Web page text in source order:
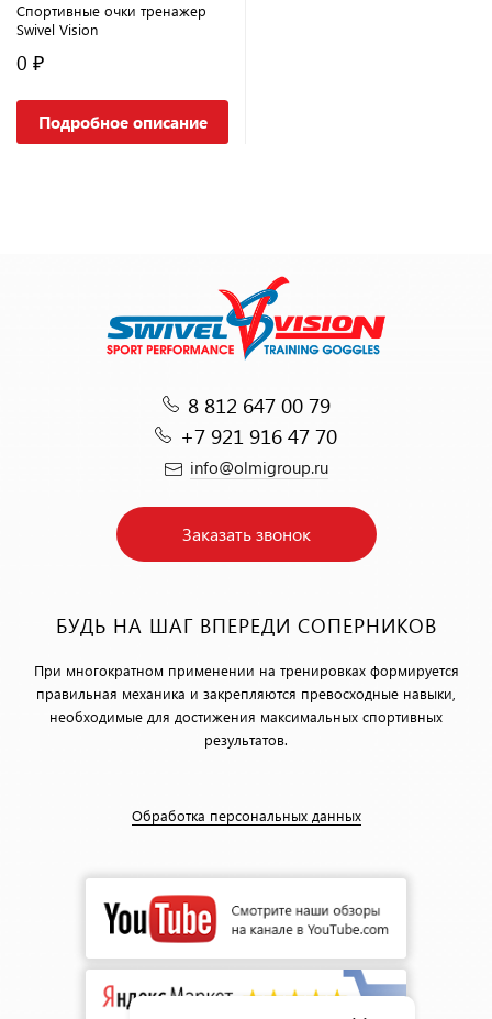
Спортивные очки тренажер
Swivel Vision
0 ₽
Подробное описание
8 812 647 00 79
+7 921 916 47 70
info@olmigroup.ru
Заказать звонок
БУДЬ НА ШАГ ВПЕРЕДИ СОПЕРНИКОВ
При многократном применении на тренировках формируется
правильная механика и закрепляются превосходные навыки,
необходимые для достижения максимальных спортивных
результатов.
Обработка персональных данных